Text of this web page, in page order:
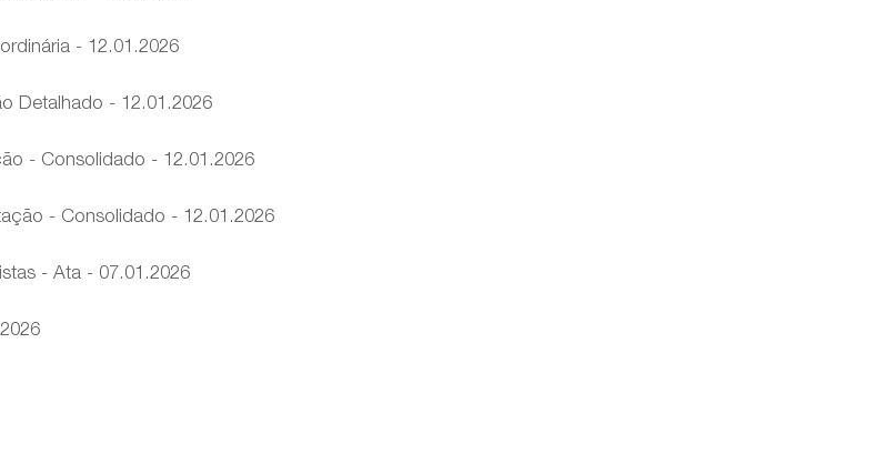
- 12.01.2026
Detalhado - 12.01.2026
- Consolidado - 12.01.2026
- Consolidado - 12.01.2026
- Ata - 07.01.2026